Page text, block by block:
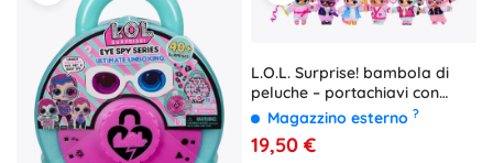
L.O.L. Surprise! bambola di
peluche – portachiavi con
sorprese
Magazzino esterno ?
19,50 €